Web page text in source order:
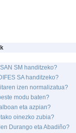
SM handitzeko?
SA handitzeko?
izen normalizatua?
modu baten?
eta azpian?
oinezko zubia?
Durango eta Abadiño?